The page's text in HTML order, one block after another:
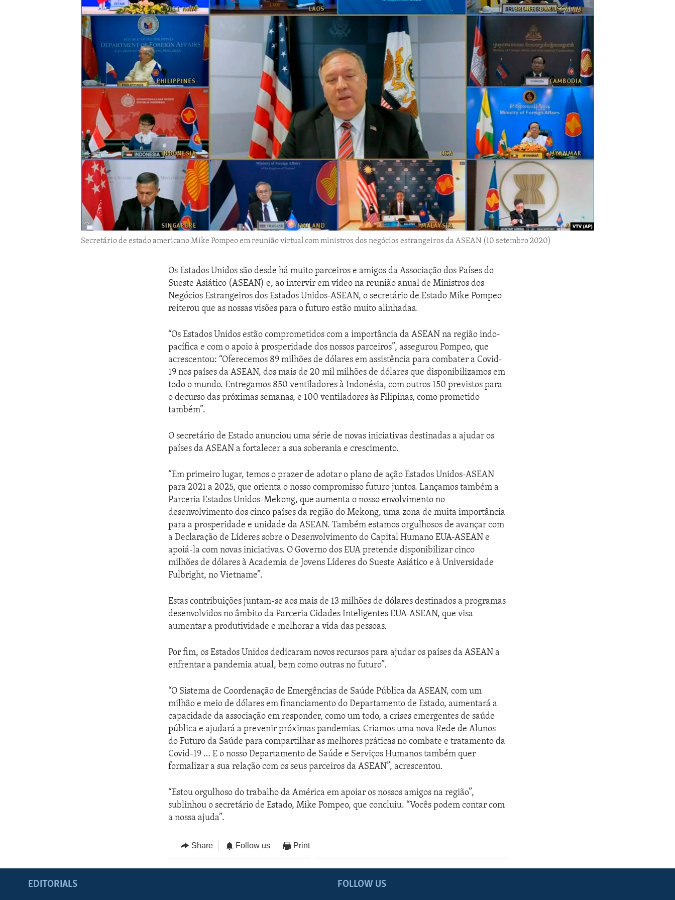
IDEALS AND INSTITUTIONS
Secretário de estado americano Mike Pompeo em reunião virtual com ministros dos negócios estrangeiros da ASEAN (10 setembro 2020)
Os Estados Unidos são desde há muito parceiros e amigos da Associação dos Países do
Sueste Asiático (ASEAN) e, ao intervir em vídeo na reunião anual de Ministros dos
Negócios Estrangeiros dos Estados Unidos-ASEAN, o secretário de Estado Mike Pompeo
reiterou que as nossas visões para o futuro estão muito alinhadas.
“Os Estados Unidos estão comprometidos com a importância da ASEAN na região indo-
pacífica e com o apoio à prosperidade dos nossos parceiros”, assegurou Pompeo, que
acrescentou: “Oferecemos 89 milhões de dólares em assistência para combater a Covid-
19 nos países da ASEAN, dos mais de 20 mil milhões de dólares que disponibilizamos em
todo o mundo. Entregamos 850 ventiladores à Indonésia, com outros 150 previstos para
o decurso das próximas semanas, e 100 ventiladores às Filipinas, como prometido
também”.
O secretário de Estado anunciou uma série de novas iniciativas destinadas a ajudar os
países da ASEAN a fortalecer a sua soberania e crescimento.
“Em primeiro lugar, temos o prazer de adotar o plano de ação Estados Unidos-ASEAN
para 2021 a 2025, que orienta o nosso compromisso futuro juntos. Lançamos também a
Parceria Estados Unidos-Mekong, que aumenta o nosso envolvimento no
desenvolvimento dos cinco países da região do Mekong, uma zona de muita importância
para a prosperidade e unidade da ASEAN. Também estamos orgulhosos de avançar com
a Declaração de Líderes sobre o Desenvolvimento do Capital Humano EUA-ASEAN e
apoiá-la com novas iniciativas. O Governo dos EUA pretende disponibilizar cinco
milhões de dólares à Academia de Jovens Líderes do Sueste Asiático e à Universidade
Fulbright, no Vietname”.
Estas contribuições juntam-se aos mais de 13 milhões de dólares destinados a programas
desenvolvidos no âmbito da Parceria Cidades Inteligentes EUA-ASEAN, que visa
aumentar a produtividade e melhorar a vida das pessoas.
Por fim, os Estados Unidos dedicaram novos recursos para ajudar os países da ASEAN a
enfrentar a pandemia atual, bem como outras no futuro”.
“O Sistema de Coordenação de Emergências de Saúde Pública da ASEAN, com um
milhão e meio de dólares em financiamento do Departamento de Estado, aumentará a
capacidade da associação em responder, como um todo, a crises emergentes de saúde
pública e ajudará a prevenir próximas pandemias. Criamos uma nova Rede de Alunos
do Futuro da Saúde para compartilhar as melhores práticas no combate e tratamento da
Covid-19 … E o nosso Departamento de Saúde e Serviços Humanos também quer
formalizar a sua relação com os seus parceiros da ASEAN”, acrescentou.
“Estou orgulhoso do trabalho da América em apoiar os nossos amigos na região”,
sublinhou o secretário de Estado, Mike Pompeo, que concluiu. “Vocês podem contar com
a nossa ajuda”.
Share Follow us Print
FOLLOW US
EDITORIALS